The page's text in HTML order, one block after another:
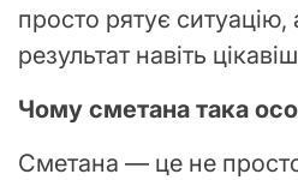
просто рятує ситуацію,
результат навіть
Чому сметана така
Сметана — це не